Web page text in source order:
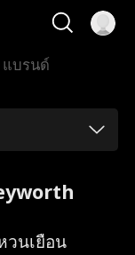
แบรนด์
นเยือน